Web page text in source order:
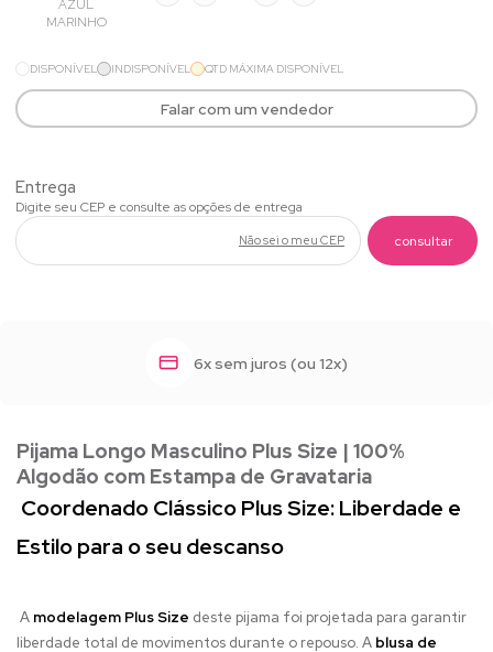
AZUL
MARINHO
DISPONÍVEL INDISPONÍVEL QTD MÁXIMA DISPONÍVEL
Falar com um vendedor
Não sei o meu CEP
6x sem juros (ou 12x)
Pijama Longo Masculino Plus Size | 100%
Algodão com Estampa de Gravataria
Coordenado Clássico Plus Size: Liberdade e
Estilo para o seu descanso
A modelagem Plus Size deste pijama foi projetada para garantir
liberdade total de movimentos durante o repouso. A blusa de